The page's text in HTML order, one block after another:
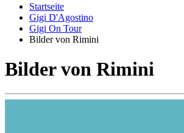
Startseite
Gigi D'Agostino
Gigi On Tour
Bilder von Rimini
Bilder von Rimini